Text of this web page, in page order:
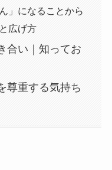
」になることから
広げ方
合い｜知ってお
尊重する気持ち